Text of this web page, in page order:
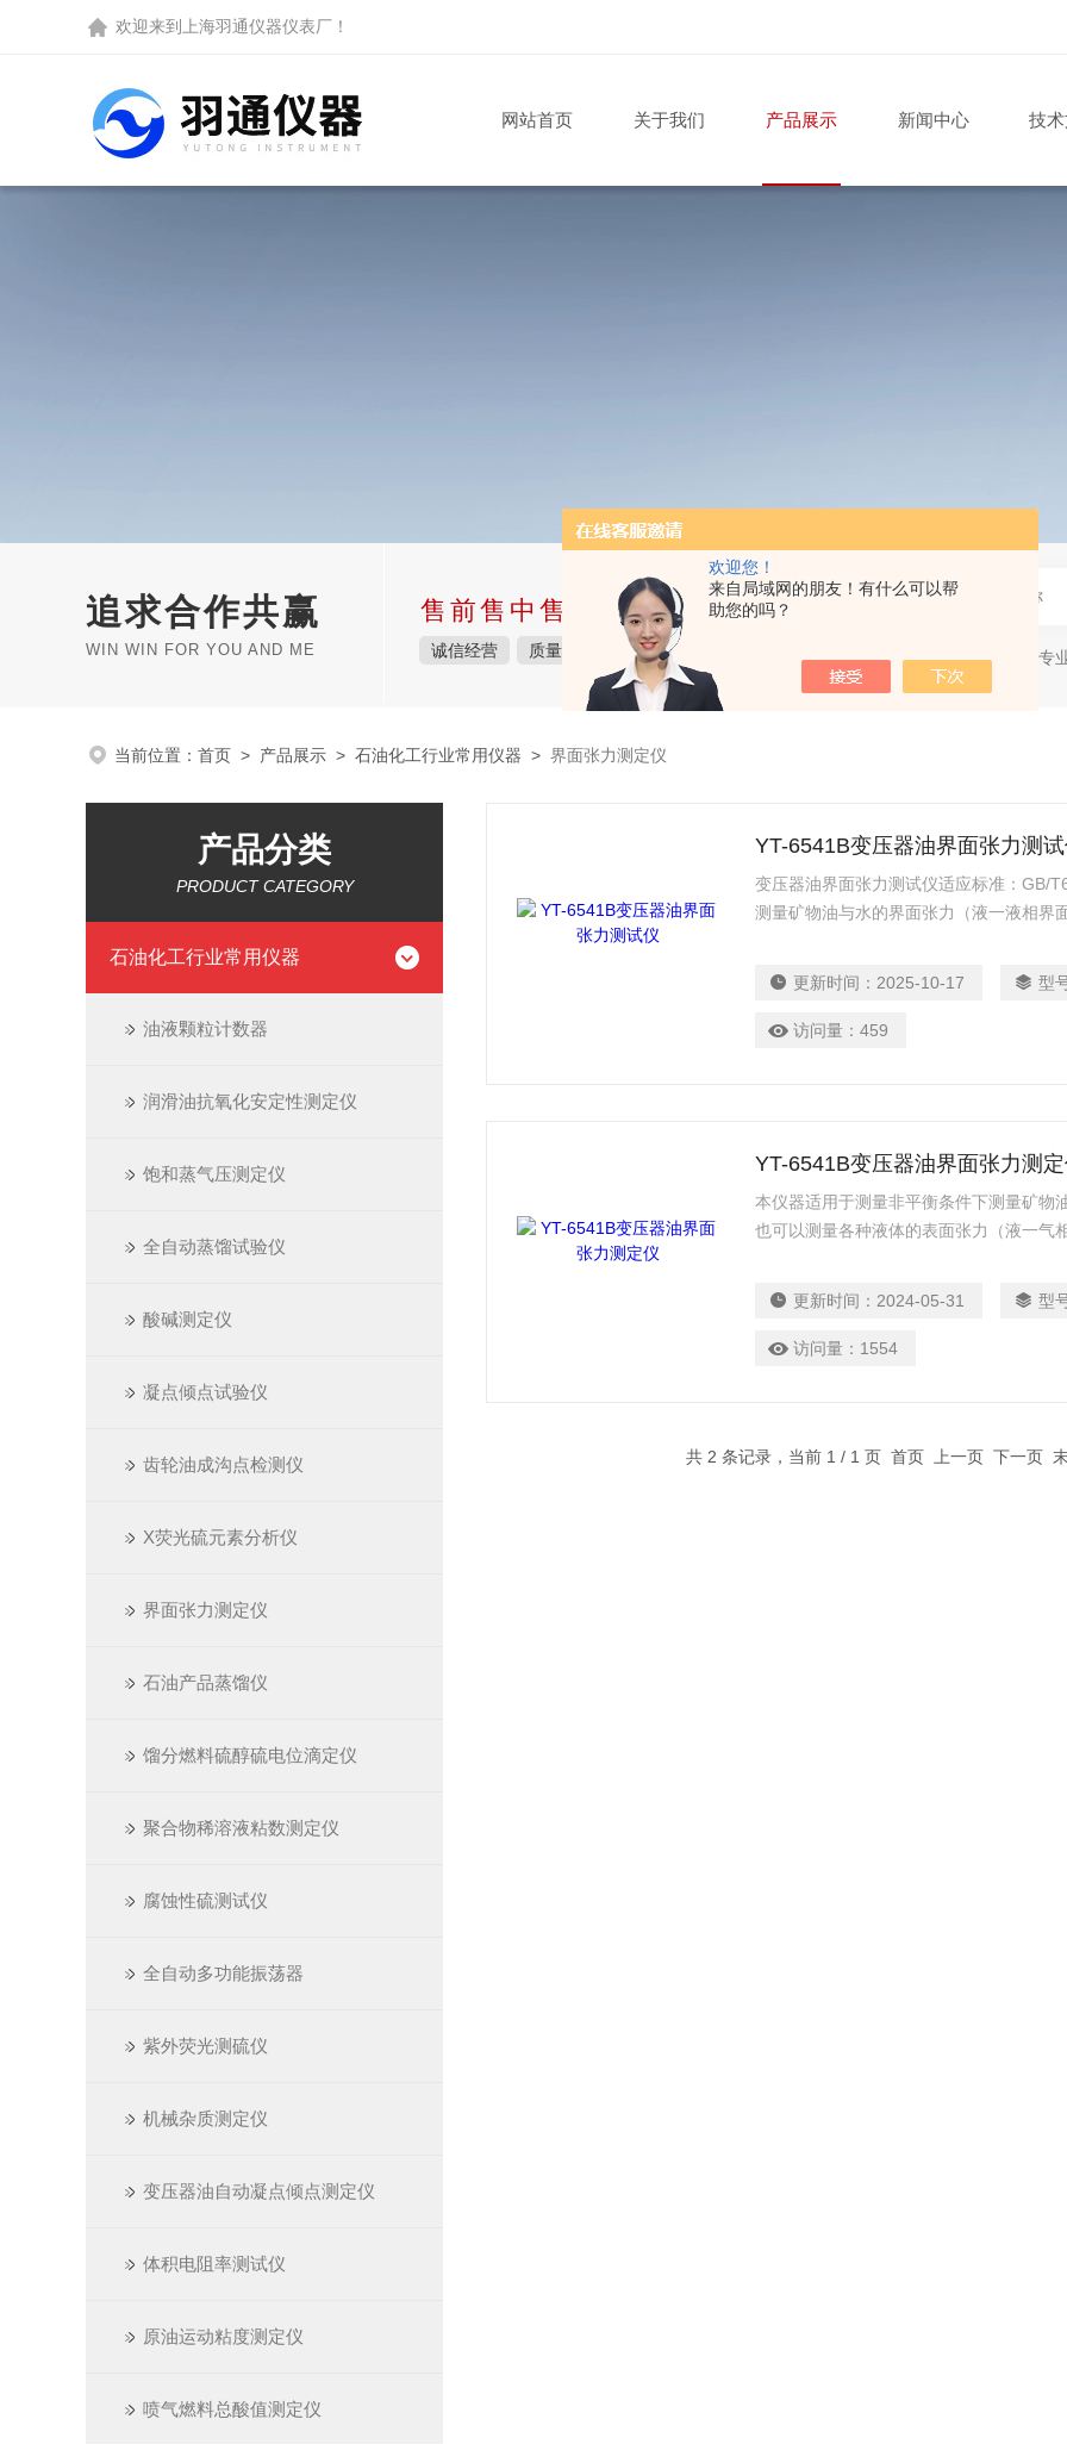
欢迎您！
来自局域网的朋友！有什么可以帮
助您的吗？
欢迎来到 上海羽通仪器仪表厂 ！
网站首页 关于我们 产品展示 新闻中心 技
追求合作共赢
WIN WIN FOR YOU AND ME
售前售中售后完整的服务体系
诚信经营 质量保障 价格实惠 热门关键词：石油产品专
当前位置： 首页 > 产品展示 > 石油化工行业常用仪器 > 界面张力测定仪
产品分类
PRODUCT CATEGORY
石油化工行业常用仪器
油液颗粒计数器
润滑油抗氧化安定性测定仪
饱和蒸气压测定仪
全自动蒸馏试验仪
酸碱测定仪
凝点倾点试验仪
齿轮油成沟点检测仪
X荧光硫元素分析仪
界面张力测定仪
石油产品蒸馏仪
馏分燃料硫醇硫电位滴定仪
聚合物稀溶液粘数测定仪
腐蚀性硫测试仪
全自动多功能振荡器
紫外荧光测硫仪
机械杂质测定仪
变压器油自动凝点倾点测定仪
体积电阻率测试仪
原油运动粘度测定仪
喷气燃料总酸值测定仪
YT-6541B变压器油界面张力测
变压器油界面张力测试仪适应标准：GB/
测量矿物油与水的界面张力（液一液相界
精度高的优点。
更新时间： 2025-10-17 型
访问量：459
YT-6541B变压器油界面张力测
本仪器适用于测量非平衡条件下测量矿物
也可以测量各种液体的表面张力（液一气
更新时间： 2024-05-31 型
访问量： 1554
共 2 条记录，当前 1 / 1 页 首页 上一页 下一页